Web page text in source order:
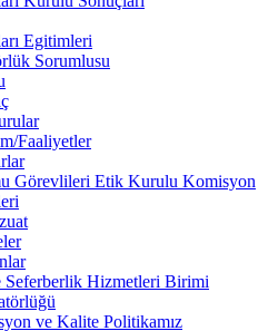
Egitimleri
Sorumlusu
Faaliyetler
Görevlileri Etik Kurulu Komisyon
Seferberlik Hizmetleri Birimi
ve Kalite Politikamız